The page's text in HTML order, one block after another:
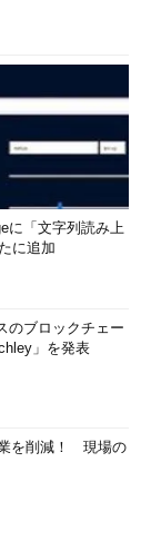
に「文字列読み上
に追加
のブロックチェー
」を発表
を削減！ 現場の